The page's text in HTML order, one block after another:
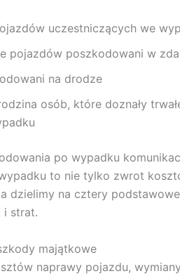
uczestniczących we
pojazdów poszkodowani w
na drodze
osób, które doznały
po wypadku
to nie tylko zwrot
dzielimy na cztery
i strat.
majątkowe
naprawy pojazdu,